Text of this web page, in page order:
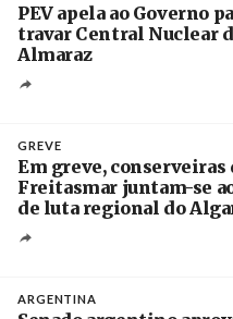
PEV apela ao Governo
travar Central Nuclear
Almaraz
GREVE
Em greve, conserveiras
Freitasmar juntam-se
de luta regional do
ARGENTINA